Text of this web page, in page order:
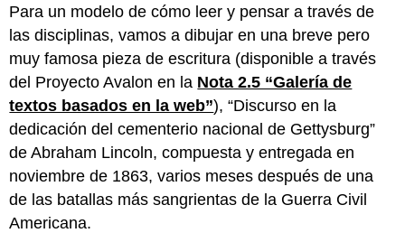
Para un modelo de cómo leer y pensar a través de
las disciplinas, vamos a dibujar en una breve pero
muy famosa pieza de escritura (disponible a través
del Proyecto Avalon en la Nota 2.5 “Galería de
textos basados en la web”), “Discurso en la
dedicación del cementerio nacional de Gettysburg”
de Abraham Lincoln, compuesta y entregada en
noviembre de 1863, varios meses después de una
de las batallas más sangrientas de la Guerra Civil
Americana.